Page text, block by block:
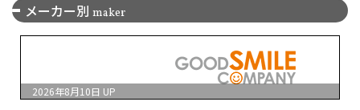
メーカー別 maker
2026年8月10日 UP